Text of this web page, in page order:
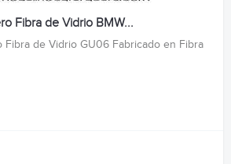
Fibra de Vidrio BMW...
Fibra de Vidrio GU06 Fabricado en Fibra